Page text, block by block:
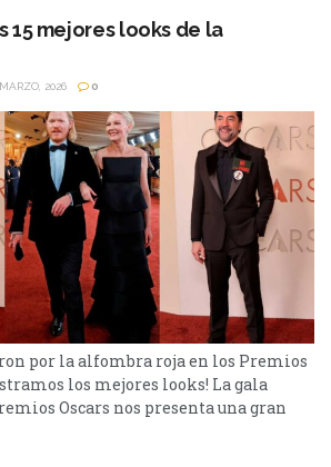
15 mejores looks de la
2026 0
por la alfombra roja en los Premios
los mejores looks! La gala
Oscars nos presenta una gran
en su alfombra roja y ceremonia.
Javier Bardem llegó con un pin